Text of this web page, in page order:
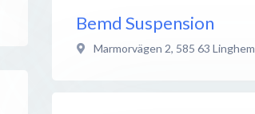
Bemd Suspension
Marmorvägen 2, 585 63 Linghem